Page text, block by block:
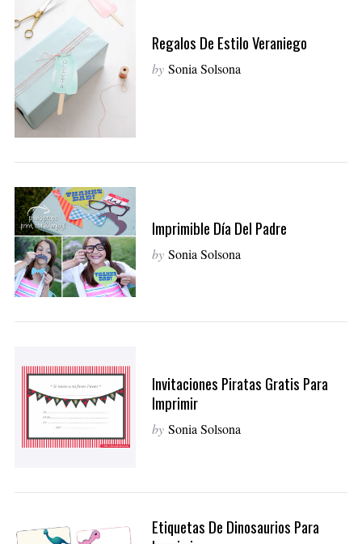
Regalos De Estilo Veraniego
by Sonia Solsona
Imprimible Día Del Padre
by Sonia Solsona
Invitaciones Piratas Gratis Para
Imprimir
by Sonia Solsona
Etiquetas De Dinosaurios Para